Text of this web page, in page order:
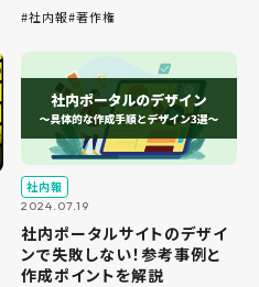
記事では、どのようなイラストを使
載する上での注意点について解説
します。 web社内報完全ガイ […]
社内報 著作権
社内報
2024.07.19
社内ポータルサイトのデザイ
ンで失敗しない！参考事例と
作成ポイントを解説